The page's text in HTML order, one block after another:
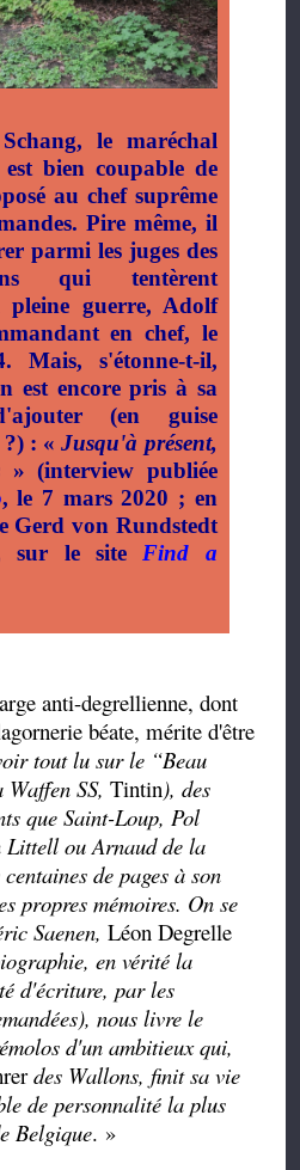
le maréchal
bien coupable de
au chef suprême
Pire même, il
parmi les juges des
qui tentèrent
pleine guerre, Adolf
en chef, le
Mais, s'étonne-t-il,
est encore pris à sa
(en guise
?) : «Jusqu'à présent,
» (interview publiée
, le 7 mars 2020 ; en
Gerd von Rundstedt
sur le siteFind a
anti-degrellienne, dont
béate, mérite d'être
tout lu sur le “Beau
Waffen SS,Tintin), des
que Saint-Loup, Pol
Littell ou Arnaud de la
de pages à son
propres mémoires. On se
Saenen,Léon Degrelle
en vérité la
d'écriture, par les
nous livre le
d'un ambitieux qui,
des Wallons, finit sa vie
de personnalité la plus
Belgique. »